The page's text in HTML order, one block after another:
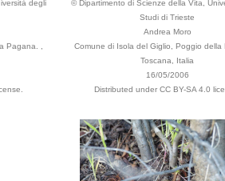
degli
Pagana. ,
© Dipartimento di Scienze della Vita,
Studi di Trieste
Andrea Moro
Comune di Isola del Giglio, Poggio della
Toscana, Italia
16/05/2006
Distributed under CC BY-SA 4.0